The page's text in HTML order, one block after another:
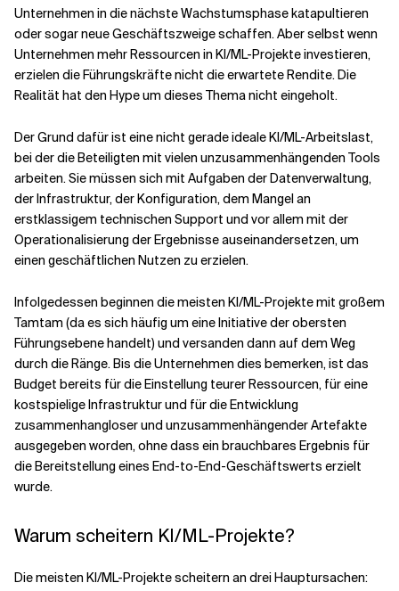
Unternehmen in die nächste Wachstumsphase katapultieren
oder sogar neue Geschäftszweige schaffen. Aber selbst wenn
Unternehmen mehr Ressourcen in KI/ML-Projekte investieren,
erzielen die Führungskräfte nicht die erwartete Rendite. Die
Realität hat den Hype um dieses Thema nicht eingeholt.
Der Grund dafür ist eine nicht gerade ideale KI/ML-Arbeitslast,
bei der die Beteiligten mit vielen unzusammenhängenden Tools
arbeiten. Sie müssen sich mit Aufgaben der Datenverwaltung,
der Infrastruktur, der Konfiguration, dem Mangel an
erstklassigem technischen Support und vor allem mit der
Operationalisierung der Ergebnisse auseinandersetzen, um
einen geschäftlichen Nutzen zu erzielen.
Infolgedessen beginnen die meisten KI/ML-Projekte mit großem
Tamtam (da es sich häufig um eine Initiative der obersten
Führungsebene handelt) und versanden dann auf dem Weg
durch die Ränge. Bis die Unternehmen dies bemerken, ist das
Budget bereits für die Einstellung teurer Ressourcen, für eine
kostspielige Infrastruktur und für die Entwicklung
zusammenhangloser und unzusammenhängender Artefakte
ausgegeben worden, ohne dass ein brauchbares Ergebnis für
die Bereitstellung eines End-to-End-Geschäftswerts erzielt
wurde.
Warum scheitern KI/ML-Projekte?
Die meisten KI/ML-Projekte scheitern an drei Hauptursachen: